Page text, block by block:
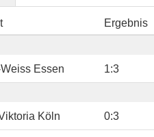
Ergebnis
Essen 1:3
Köln 0:3